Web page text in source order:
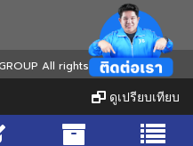
All rights reserved
ดูเปรียบเทียบ